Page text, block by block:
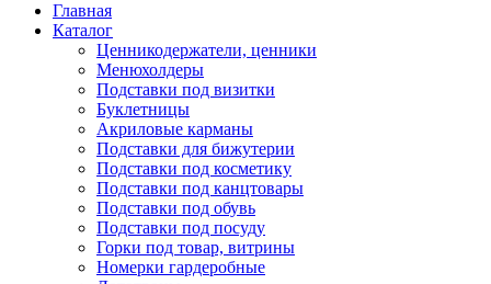
Главная
Каталог
Ценникодержатели, ценники
Менюхолдеры
Подставки под визитки
Буклетницы
Акриловые карманы
Подставки для бижутерии
Подставки под косметику
Подставки под канцтовары
Подставки под обувь
Подставки под посуду
Горки под товар, витрины
Номерки гардеробные